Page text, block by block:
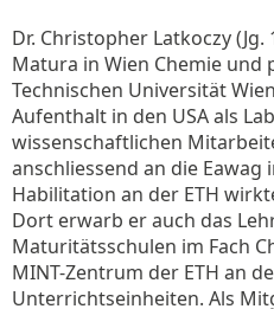
Dr. Christopher Latkoczy
Matura in Wien Chemie
Technischen Universität
Aufenthalt in den USA als
wissenschaftlichen
anschliessend an die
Habilitation an der ETH
Dort erwarb er auch das
Maturitätsschulen im Fach
MINT-Zentrum der ETH an
Unterrichtseinheiten. Als